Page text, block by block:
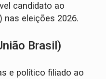
candidato ao
nas eleições 2026.
Brasil)
e político filiado ao